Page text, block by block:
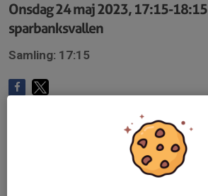
Onsdag 24 maj 2023, 17:15-18:15
sparbanksvallen
Samling: 17:15